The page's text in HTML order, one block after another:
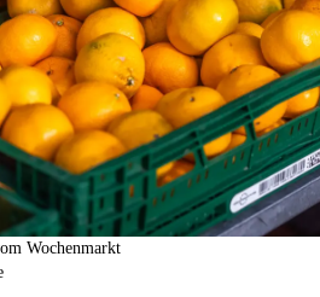
Wochenmarkt